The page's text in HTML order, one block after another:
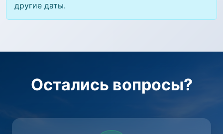
другие даты.
Остались вопросы?